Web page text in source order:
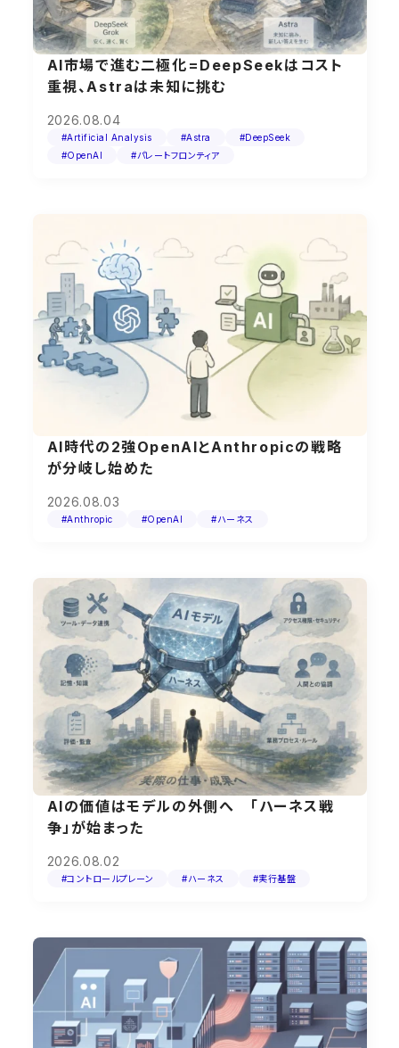
AI市場で進む二極化=DeepSeekはコスト
重視、Astraは未知に挑む
2026.08.04
#Artificial Analysis #Astra
#DeepSeek
#OpenAI
#パレートフロンティア
AI時代の2強OpenAIとAnthropicの戦略
が分岐し始めた
2026.08.03
#Anthropic #OpenAI #ハーネス
AIの価値はモデルの外側へ 「ハーネス戦
争」が始まった
2026.08.02
#コントロールプレーン #ハーネス #実行基盤